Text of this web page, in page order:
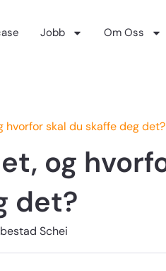
Jobb Om Oss
skal du skaffe deg det?
og
det?
Schei